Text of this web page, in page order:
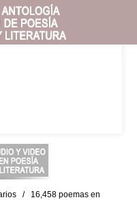
/ 16,458 poemas en